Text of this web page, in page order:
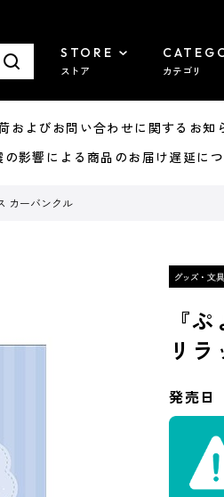
STORE
ストア カテゴリ
よびお問い合わせに関するお知
響による商品のお届け遅延につ
カーバンクル
『
リ
発売日